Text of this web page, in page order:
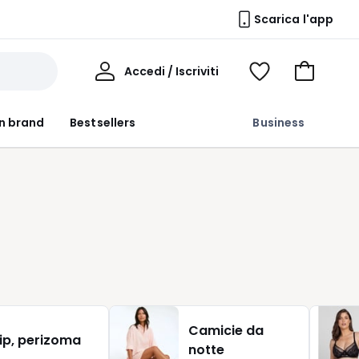
Scarica l'app
brand Bestsellers Business
Accedi / Iscriviti
Voir
Vai
perizoma
Camicie da
notte